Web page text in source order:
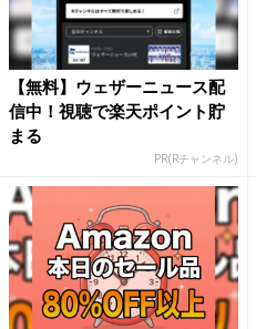
【無料】ウェザーニュース配
信中！視聴で楽天ポイント貯
まる
PR(Rチャンネル)